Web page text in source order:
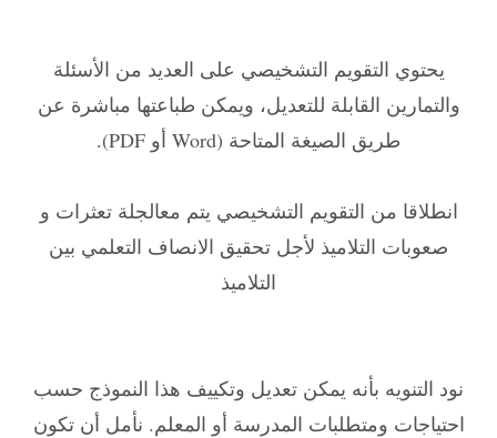
يحتوي التقويم التشخيصي على العديد من الأسئلة
والتمارين القابلة للتعديل، ويمكن طباعتها مباشرة عن
طريق الصيغة المتاحة (Word أو PDF).
انطلاقا من التقويم التشخيصي يتم معالجلة تعثرات و
صعوبات التلاميذ لأجل تحقيق الانصاف التعلمي بين
التلاميذ
نود التنويه بأنه يمكن تعديل وتكييف هذا النموذج حسب
احتياجات ومتطلبات المدرسة أو المعلم. نأمل أن تكون